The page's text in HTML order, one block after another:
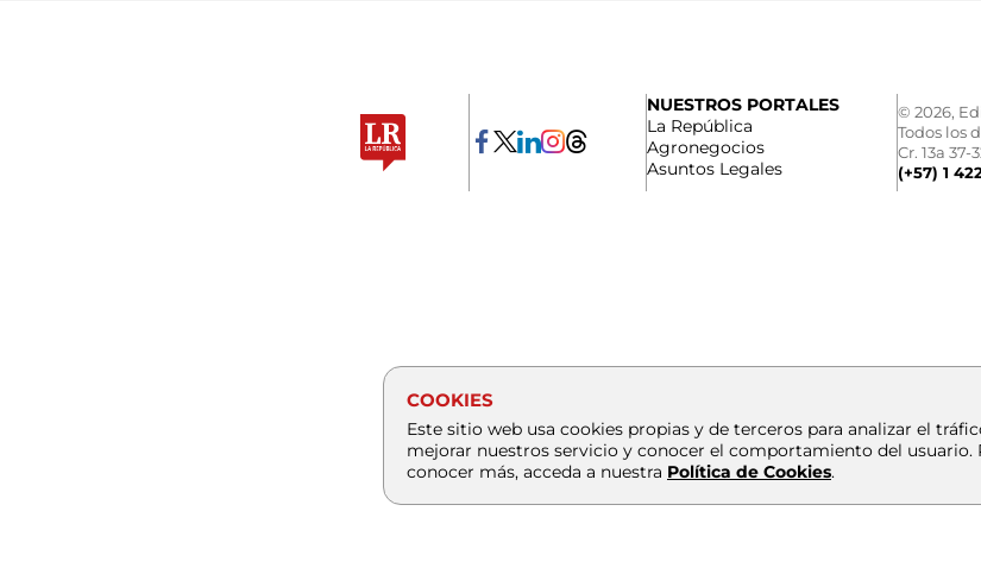
NUESTROS PORTALES
La República
Agronegocios
Asuntos Legales
© 2026,
Todos los
Cr. 13a 37-
(+57) 1
COOKIES
Este sitio web usa cookies propias y de terceros para analizar el
mejorar nuestros servicio y conocer el comportamiento del usuario.
conocer más, acceda a nuestra Política de Cookies.